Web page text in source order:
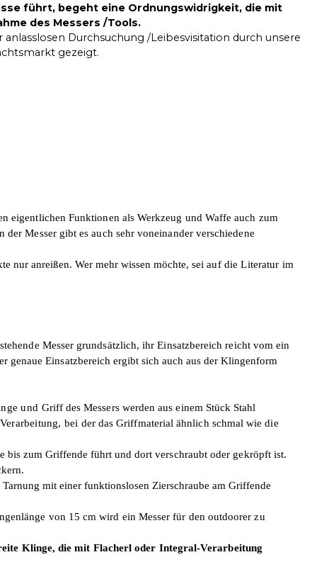
führt, begeht eine Ordnungswidrigkeit, die mit
des Messers /Tools.
Durchsuchung /Leibesvisitation durch unsere
gezeigt.
eigentlichen Funktionen als Werkzeug und Waffe auch zum
der Messer gibt es auch sehr voneinander verschiedene
nur anreißen. Wer mehr wissen möchte, sei auf die Literatur im
Messer grundsätz­lich, ihr Einsatzbereich reicht vom ein­
genaue Einsatzbereichergibt sich auch aus der Klingenform
und Griff des Messers werden aus einem Stück Stahl
bei der das Griffmaterial ähnlich schmal wie die
bis zum Griffende führt und dort verschraubt oder gekröpft ist.
mit einer funktions­losen Zierschraube am Griffende
von 15 cm wird ein Messer für den outdoorer zu
Klinge, die mit Flacherl oder Integral-Verarbeitung